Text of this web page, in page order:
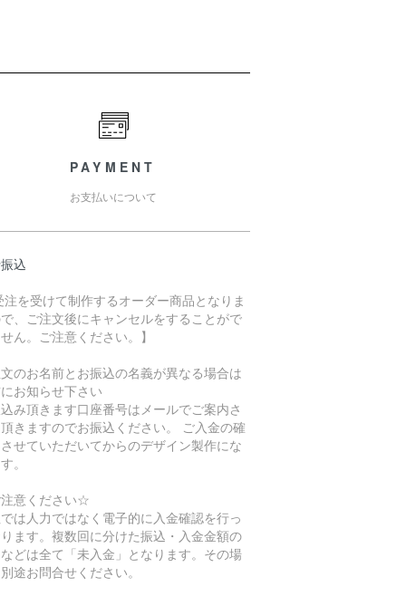
PAYMENT
お支払いについて
込
注を受けて制作するオーダー商品となりま
、ご注文後にキャンセルをすることがで
ん。ご注意ください。】
のお名前とお振込の名義が異なる場合は
お知らせ下さい
み頂きます口座番号はメールでご案内さ
きますのでお振込ください。 ご入金の確
せていただいてからのデザイン製作にな
。
意ください☆
は人力ではなく電子的に入金確認を行っ
ます。複数回に分けた振込・入金金額の
どは全て「未入金」となります。その場
途お問合せください。